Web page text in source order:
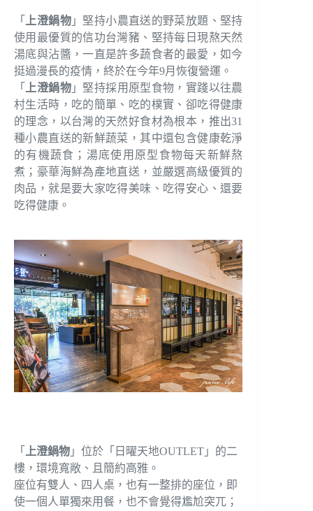
「 上澄鍋物」堅持小農直送的野菜放題、堅持
使用最優質的信功台灣豬、堅持每日現熬天然
湯底與沾醬，一直是許多蔬食者的最愛，如今
挺過漫長的疫情，終於在今年9月恢復營運。
「
上澄鍋物」堅持採用原型食物，實踐以往農
村生活時，吃的簡單、吃的樸實、卻吃得健康
的理念，以台灣的天然好食材為根本，推出31
種小農直送的新鮮蔬菜，其中還包含健康乾淨
的有機蔬食；湯底使用原型食物每天新鮮熬
煮；豪華海鮮為產地直送，並嚴選高級優質的
肉品，就是要大家吃得美味、吃得安心、還要
吃得健康。
「 上澄鍋物 」位於「日曜天地OUTLET」的二
樓，環境寬敞、且簡約高雅。
座位有雙人、四人桌，也有一整排的座位，即
使一個人單獨來用餐，也不會覺得尷尬突兀；